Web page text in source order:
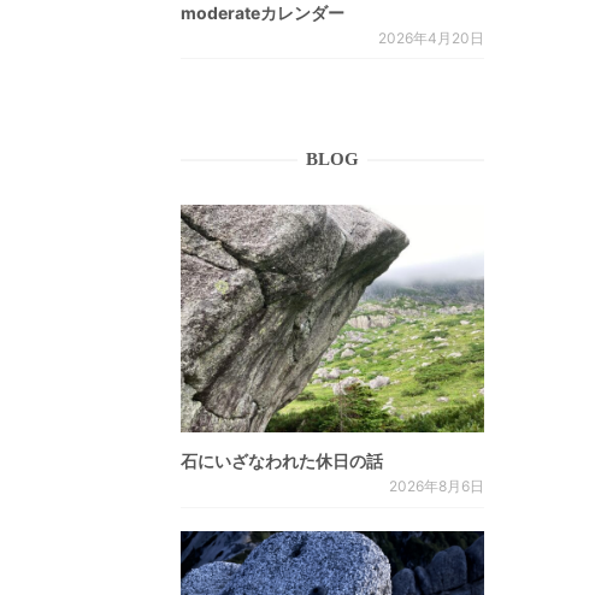
moderateカレンダー
2026年4月20日
BLOG
石にいざなわれた休日の話
2026年8月6日